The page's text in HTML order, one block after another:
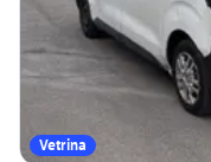
Vetrina